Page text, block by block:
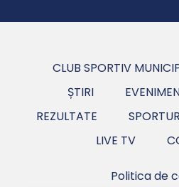
CLUB SPORTIV
ȘTIRI
REZULTATE
LIVE TV
Politica de